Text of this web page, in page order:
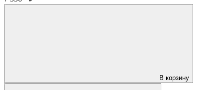
В корзину